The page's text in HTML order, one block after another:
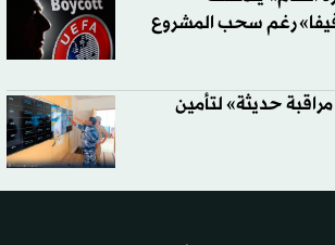
رغم سحب المشروع
حديثة» لتأمين